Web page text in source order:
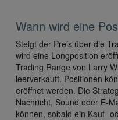
Wann wird eine
Steigt der Preis über die
wird eine Longposition
Trading Range von Larry
leerverkauft. Positionen
eröffnet werden. Die
Nachricht, Sound oder E-
können, sobald ein Kauf-